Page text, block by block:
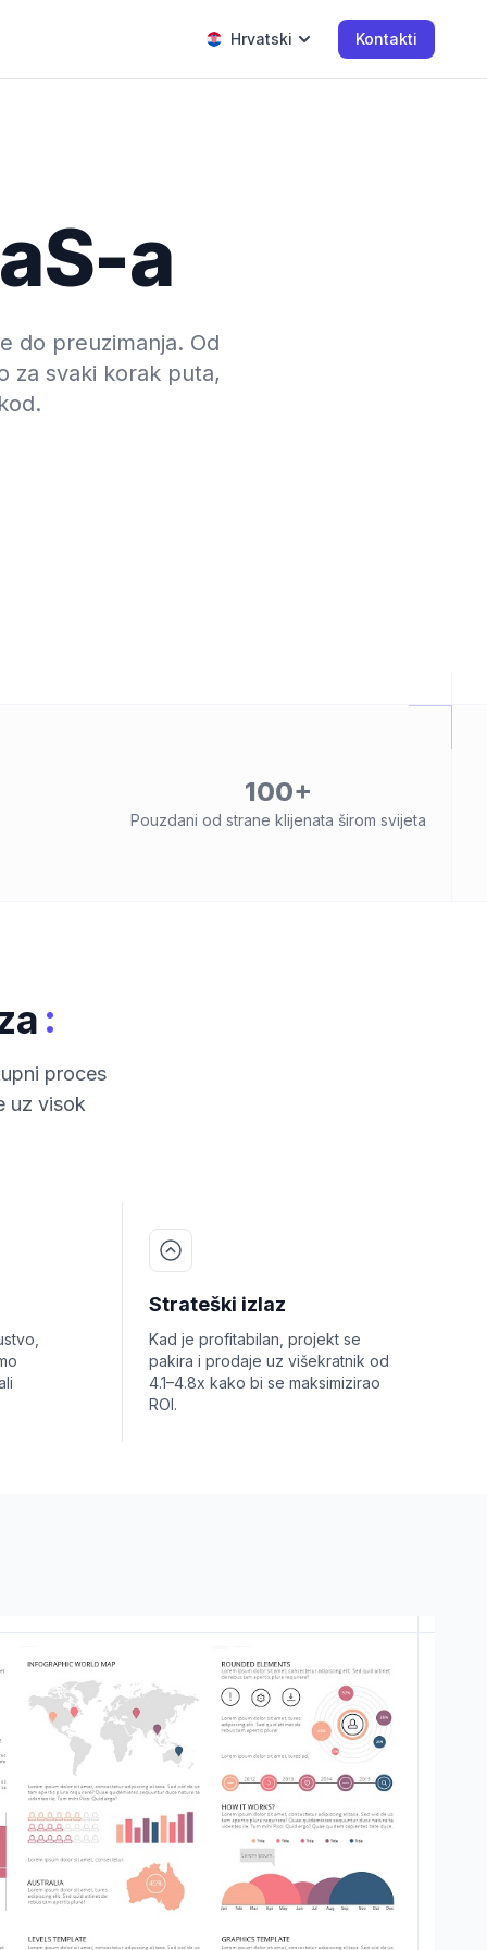
Hrvatski Kontakti
a
do preuzimanja. Od
za svaki korak puta,
100+
Pouzdani od strane klijenata širom svijeta
:
proces
uz visok
Strateški izlaz
Kad je profitabilan, projekt se
pakira i prodaje uz višekratnik od
4.1–4.8x kako bi se maksimizirao
ROI.